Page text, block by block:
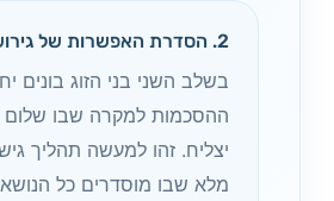
2. הסדרת האפשרות של גירושין
בשלב השני בני הזוג בונים
ההסכמות למקרה שבו שלום
יצליח. זהו למעשה תהליך
מלא שבו מוסדרים כל